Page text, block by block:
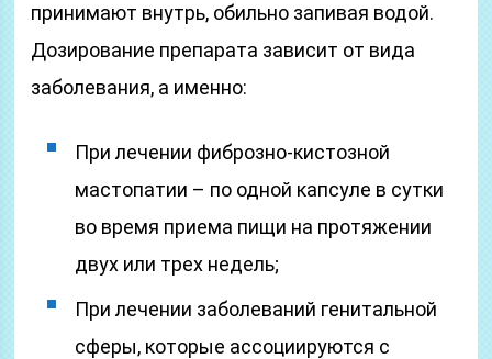
принимают внутрь, обильно запивая водой.
Дозирование препарата зависит от вида
заболевания, а именно:
При лечении фиброзно-кистозной
мастопатии – по одной капсуле в сутки
во время приема пищи на протяжении
двух или трех недель;
При лечении заболеваний генитальной
сферы, которые ассоциируются с